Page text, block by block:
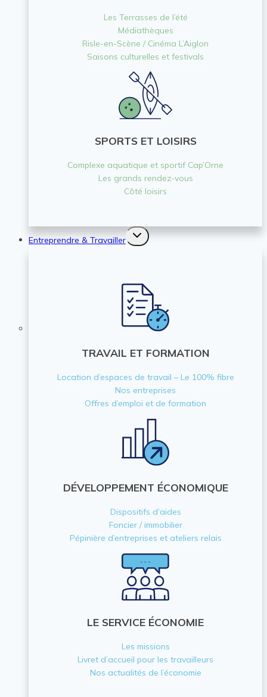
Les Terrasses de l’été
Médiathèques
Risle-en-Scène / Cinéma L’Aiglon
Saisons culturelles et festivals
SPORTS ET LOISIRS
Complexe aquatique et sportif Cap’Orne
Les grands rendez-vous
Côté loisirs
Entreprendre & Travailler
Ouvrir/fermer
le
TRAVAIL ET FORMATION
Location d’espaces de travail – Le 100% fibre
Nos entreprises
Offres d’emploi et de formation
DÉVELOPPEMENT ÉCONOMIQUE
Dispositifs d’aides
Foncier / immobilier
Pépinière d’entreprises et ateliers relais
LE SERVICE ÉCONOMIE
Les missions
Livret d’accueil pour les travailleurs
Nos actualités de l’économie